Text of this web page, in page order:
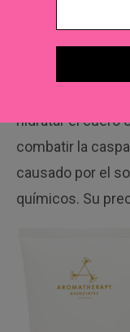
mejorando su
promoviendo el
hidratar el cuero
combatir la
causado por el
químicos. Su